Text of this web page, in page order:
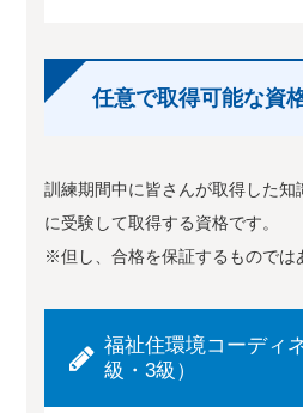
任意で取得可能な資
訓練期間中に皆さんが取得した
に受験して取得する資格です。
※但し、合格を保証するものでは
福祉住環境コーディ
級・3級）